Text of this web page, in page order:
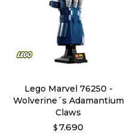
Lego Marvel 76250 -
Wolverine´s Adamantium
Claws
$ 7.690